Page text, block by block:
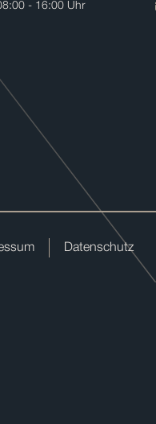
- 16:00 Uhr
Datenschutz